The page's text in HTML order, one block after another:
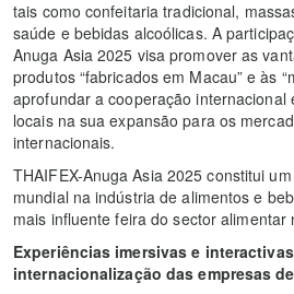
tais como confeitaria tradicional,
saúde e bebidas alcoólicas. A
Anuga Asia 2025 visa promover as
produtos “fabricados em Macau” e às
aprofundar a cooperação internacional
locais na sua expansão para os
internacionais.
THAIFEX-Anuga Asia 2025 constitui
mundial na indústria de alimentos e
mais influente feira do sector alimentar
Experiências imersivas e
internacionalização das empresas